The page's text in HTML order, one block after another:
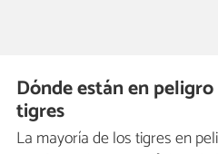
Dónde están en
tigres
La mayoría de los tigres en